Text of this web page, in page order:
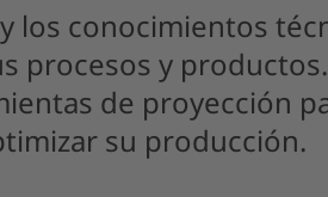
los conocimientos
procesos y
de proyección
su producción.